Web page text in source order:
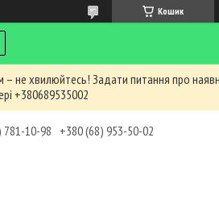
Кошик
хвилюйтесь! Задати питання про
+380689535002
781-10-98 +380 (68) 953-50-02